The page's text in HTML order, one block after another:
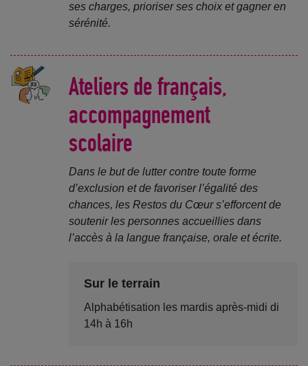
ses charges, prioriser ses choix et gagner en
sérénité.
Ateliers de français,
accompagnement
scolaire
Dans le but de lutter contre toute forme
d’exclusion et de favoriser l’égalité des
chances, les Restos du Cœur s’efforcent de
soutenir les personnes accueillies dans
l’accès à la langue française, orale et écrite.
Sur le terrain
Alphabétisation les mardis après-midi di
14h à 16h